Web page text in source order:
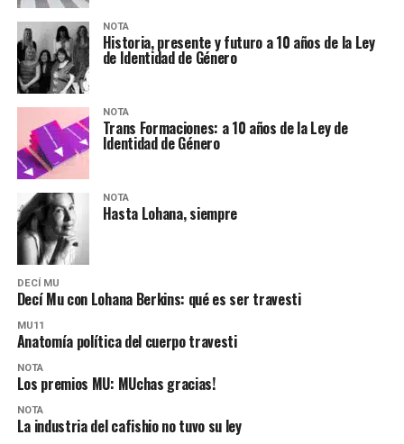
NOTA
Historia, presente y futuro a 10 años de la Ley
de Identidad de Género
NOTA
Trans Formaciones: a 10 años de la Ley de
Identidad de Género
NOTA
Hasta Lohana, siempre
DECÍ MU
Decí Mu con Lohana Berkins: qué es ser travesti
MU11
Anatomía política del cuerpo travesti
NOTA
Los premios MU: MUchas gracias!
NOTA
La industria del cafishio no tuvo su ley